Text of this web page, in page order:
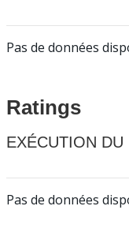
Pas de données
Ratings
EXÉCUTION DU
Pas de données